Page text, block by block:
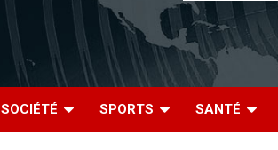
SOCIÉTÉ SPORTS SANTÉ